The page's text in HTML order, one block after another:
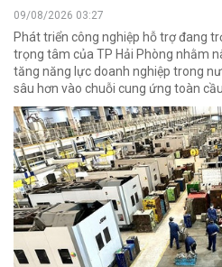
09/08/2026 03:27
Phát triển công nghiệp hỗ trợ đang
trọng tâm của TP Hải Phòng nhằm
tăng năng lực doanh nghiệp trong
sâu hơn vào chuỗi cung ứng toàn